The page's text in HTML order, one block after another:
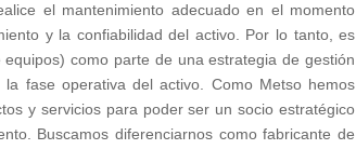
el mantenimiento adecuado en el momento
y la confiabilidad del activo. Por lo tanto, es
como parte de una estrategia de gestión
fase operativa del activo. Como Metso hemos
y servicios para poder ser un socio estratégico
Buscamos diferenciarnos como fabricante de